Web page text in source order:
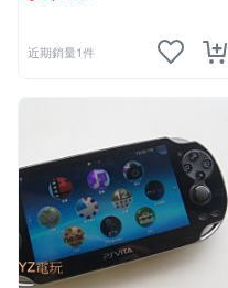
近期銷量1件